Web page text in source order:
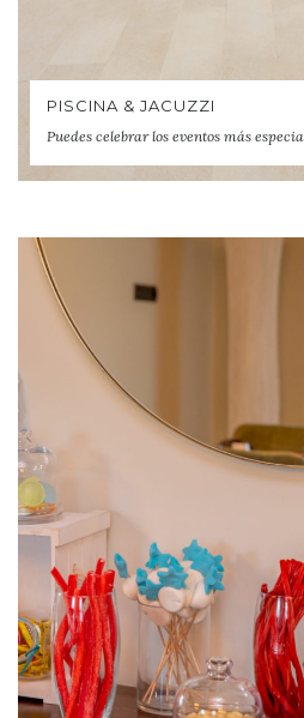
PISCINA & JACUZZI
Puedes celebrar los eventos más